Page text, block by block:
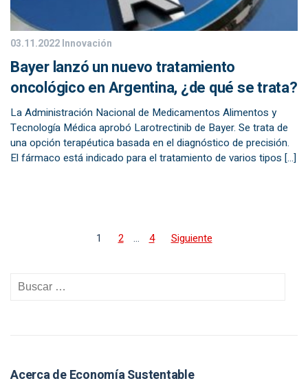
03.11.2022Innovación
Bayer lanzó un nuevo tratamiento
oncológico en Argentina, ¿de qué se trata?
La Administración Nacional de Medicamentos Alimentos y
Tecnología Médica aprobó Larotrectinib de Bayer. Se trata de
una opción terapéutica basada en el diagnóstico de precisión.
El fármaco está indicado para el tratamiento de varios tipos […]
1 2 … 4 Siguiente
Acerca de Economía Sustentable